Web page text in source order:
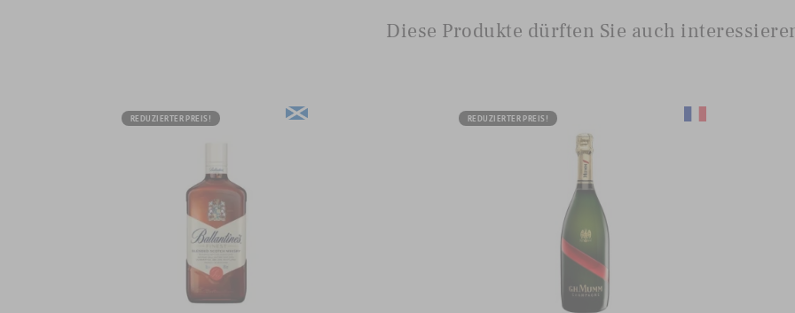
Diese Produkte dürften Sie auch
REDUZIERTER PREIS! REDUZIERTER PREIS!